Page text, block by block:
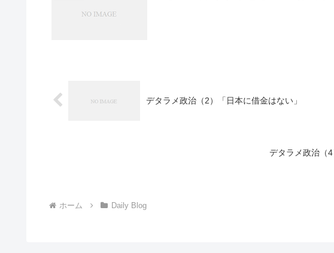
デタラメ政治（2）「日本に借金はない」
デタラメ政治（4
ホーム Daily Blog